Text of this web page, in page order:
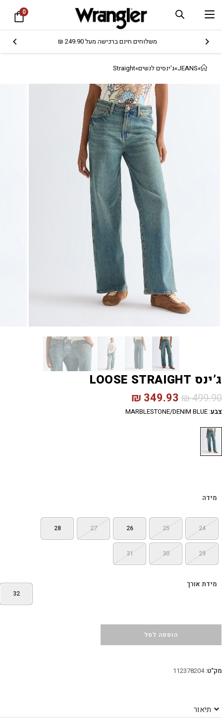
0
משלוחים חינם ברכישה מעל 249.90 ₪
»
JEANS
»ג'ינסים לנשים»
Straight
ג’ינס LOOSE STRAIGHT
₪499.90
₪ 349.93
צבע:
MARBLESTONE/DENIM BLUE
מידה
24
25
26
27
28
29
30
31
מידת אורך
32
הוספה לסל
מק"ט:112378204
תיאור